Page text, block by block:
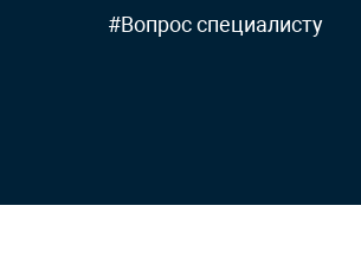
#Вопрос специалисту